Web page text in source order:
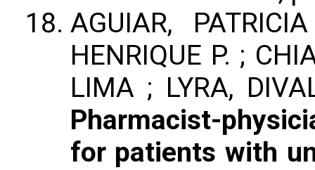
AGUIAR,
HENRIQUE P. ;
LIMA ; LYRA,
Pharmacist-
for patients with